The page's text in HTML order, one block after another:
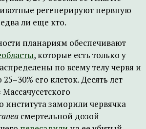
регенерируют нервную
ли еще кто.
планариям обеспечивают
, которые есть только у
по всему телу червя и
его клеток. Десять лет
института заморили червячка
смертельной дозой